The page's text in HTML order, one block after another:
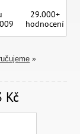
29.000+
hodnocení
»
Kč